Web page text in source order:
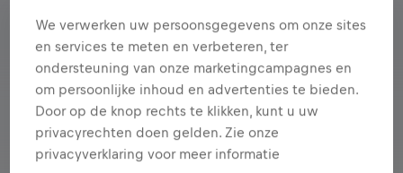
We verwerken uw persoonsgegevens om onze sites
en services te meten en verbeteren, ter
ondersteuning van onze marketingcampagnes en
om persoonlijke inhoud en advertenties te bieden.
Door op de knop rechts te klikken, kunt u uw
privacyrechten doen gelden. Zie onze
privacyverklaring voor meer informatie